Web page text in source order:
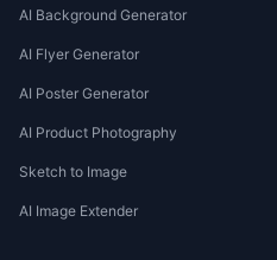
AI Background Generator
AI Flyer Generator
AI Poster Generator
AI Product Photography
Sketch to Image
AI Image Extender